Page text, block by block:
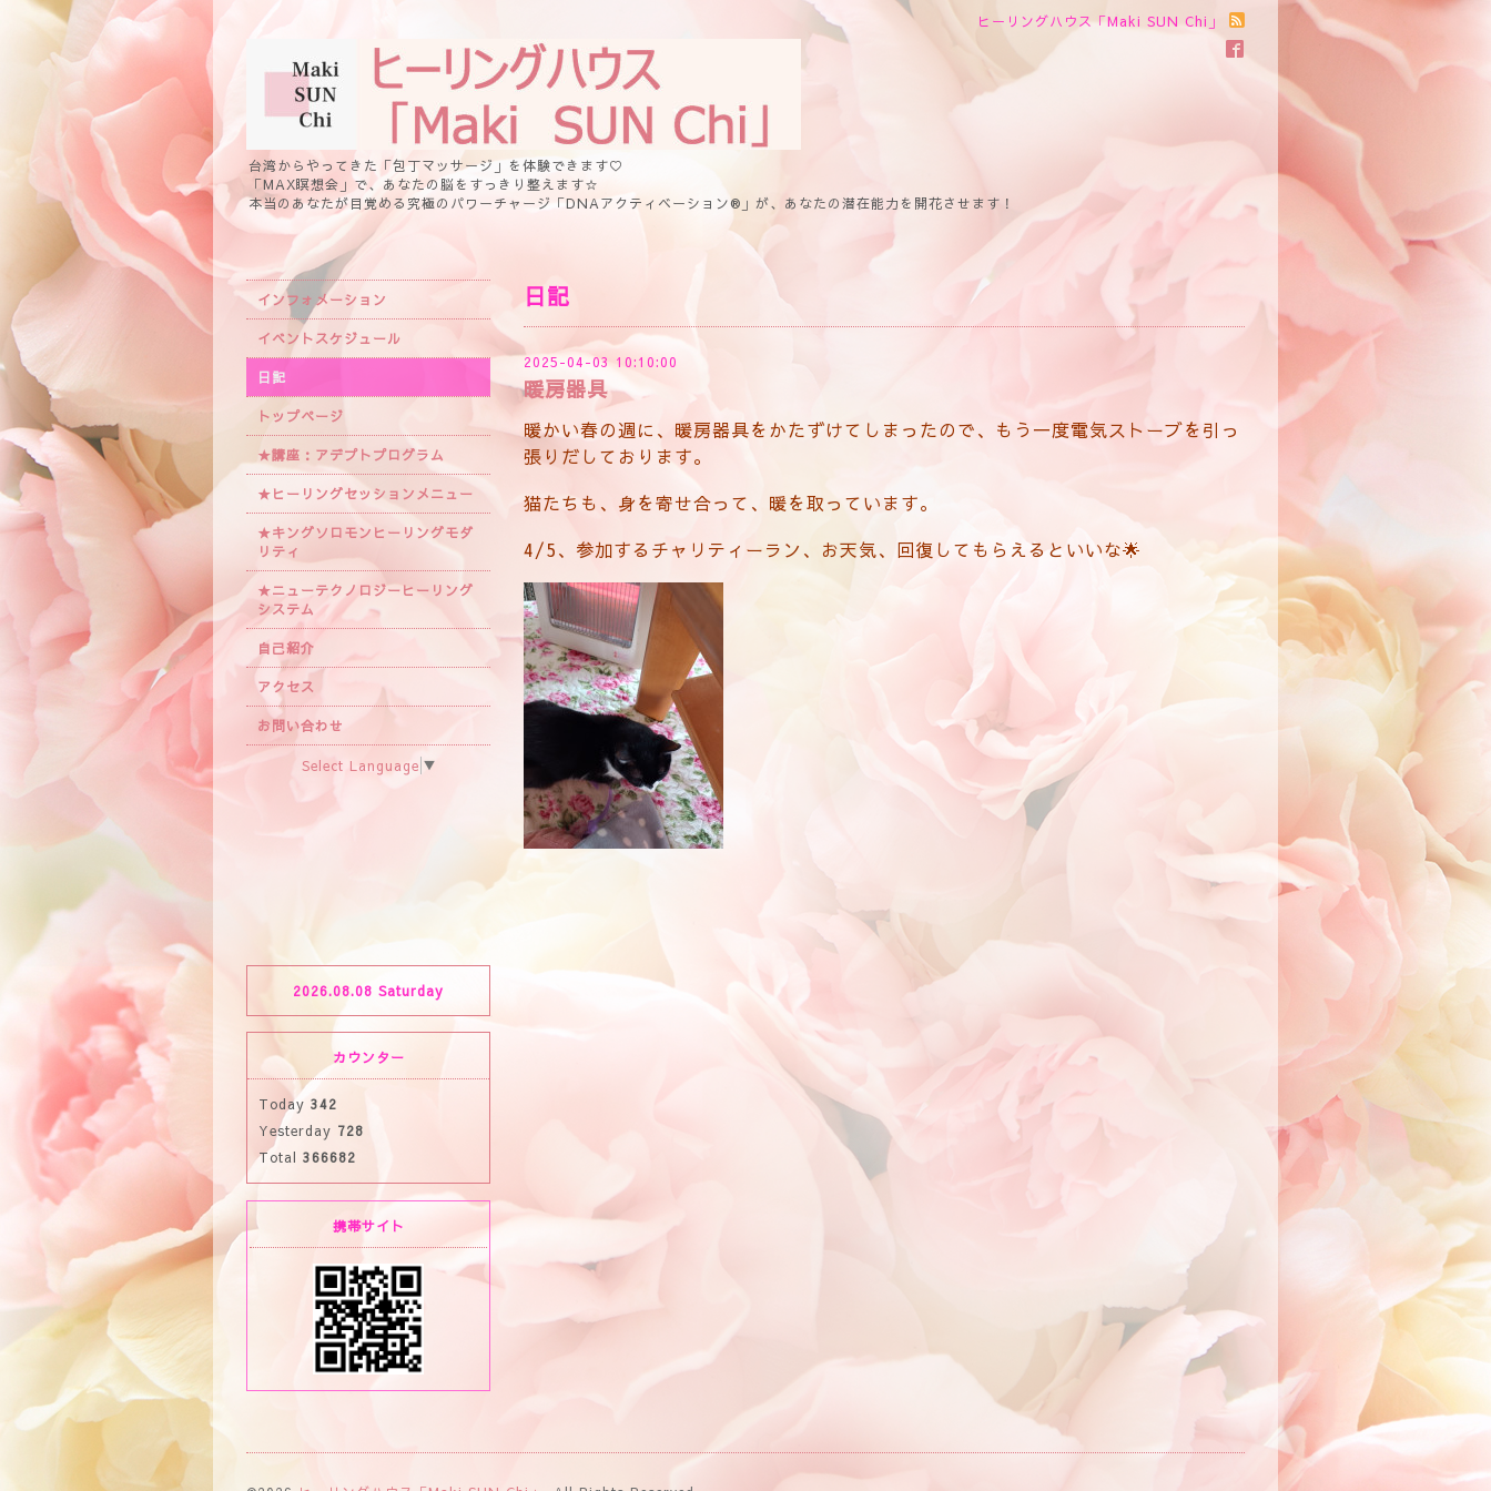
ヒーリングハウス「Maki SUN Chi」
台湾からやってきた「包丁マッサージ」を体験できます♡
「MAX瞑想会」で、あなたの脳をすっきり整えます☆
本当のあなたが目覚める究極のパワーチャージ「DNAアクティベーション®」が、あなたの潜在能力を開花させます！
日記
2025-04-03 10:10:00
暖房器具
暖かい春の週に、暖房器具をかたずけてしまったので、もう一度電気ストーブを引っ
張りだしております。
猫たちも、身を寄せ合って、暖を取っています。
4/5、参加するチャリティーラン、お天気、回復してもらえるといいな🌟
インフォメーション
イベントスケジュール
日記
トップページ
★講座：アデプトプログラム
★ヒーリングセッションメニュー
★キングソロモンヒーリングモダ
リティ
★ニューテクノロジーヒーリング
システム
自己紹介
アクセス
お問い合わせ
Select Language ▼
2026.08.08 Saturday
カウンター
Today 342
Yesterday 728
Total 366682
携帯サイト